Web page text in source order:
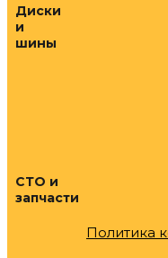
Диски
и
шины
СТО и
запчасти
Политика